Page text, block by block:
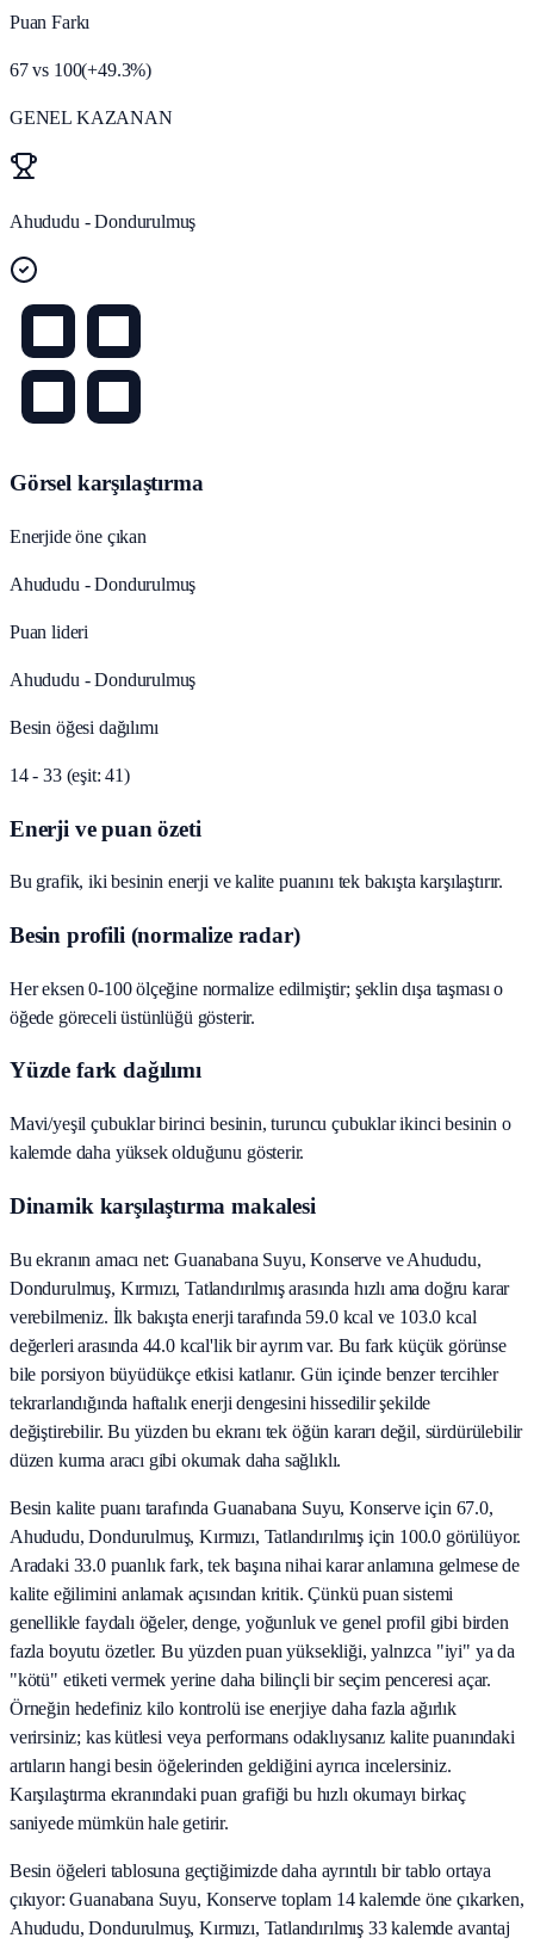
Puan Farkı
67vs 100(+49.3%)
GENEL KAZANAN
Ahududu - Dondurulmuş
Görsel karşılaştırma
Enerjide öne çıkan
Ahududu - Dondurulmuş
Puan lideri
Ahududu - Dondurulmuş
Besin öğesi dağılımı
14 - 33 (eşit: 41)
Enerji ve puan özeti
Bu grafik, iki besinin enerji ve kalite puanını tek bakışta karşılaştırır.
Besin profili (normalize radar)
Her eksen 0-100 ölçeğine normalize edilmiştir; şeklin dışa taşması o
öğede göreceli üstünlüğü gösterir.
Yüzde fark dağılımı
Mavi/yeşil çubuklar birinci besinin, turuncu çubuklar ikinci besinin o
kalemde daha yüksek olduğunu gösterir.
Dinamik karşılaştırma makalesi
Bu ekranın amacı net: Guanabana Suyu, Konserve ve Ahududu,
Dondurulmuş, Kırmızı, Tatlandırılmış arasında hızlı ama doğru karar
verebilmeniz. İlk bakışta enerji tarafında 59.0 kcal ve 103.0 kcal
değerleri arasında 44.0 kcal'lik bir ayrım var. Bu fark küçük görünse
bile porsiyon büyüdükçe etkisi katlanır. Gün içinde benzer tercihler
tekrarlandığında haftalık enerji dengesini hissedilir şekilde
değiştirebilir. Bu yüzden bu ekranı tek öğün kararı değil, sürdürülebilir
düzen kurma aracı gibi okumak daha sağlıklı.
Besin kalite puanı tarafında Guanabana Suyu, Konserve için 67.0,
Ahududu, Dondurulmuş, Kırmızı, Tatlandırılmış için 100.0 görülüyor.
Aradaki 33.0 puanlık fark, tek başına nihai karar anlamına gelmese de
kalite eğilimini anlamak açısından kritik. Çünkü puan sistemi
genellikle faydalı öğeler, denge, yoğunluk ve genel profil gibi birden
fazla boyutu özetler. Bu yüzden puan yüksekliği, yalnızca "iyi" ya da
"kötü" etiketi vermek yerine daha bilinçli bir seçim penceresi açar.
Örneğin hedefiniz kilo kontrolü ise enerjiye daha fazla ağırlık
verirsiniz; kas kütlesi veya performans odaklıysanız kalite puanındaki
artıların hangi besin öğelerinden geldiğini ayrıca incelersiniz.
Karşılaştırma ekranındaki puan grafiği bu hızlı okumayı birkaç
saniyede mümkün hale getirir.
Besin öğeleri tablosuna geçtiğimizde daha ayrıntılı bir tablo ortaya
çıkıyor: Guanabana Suyu, Konserve toplam 14 kalemde öne çıkarken,
Ahududu, Dondurulmuş, Kırmızı, Tatlandırılmış 33 kalemde avantaj